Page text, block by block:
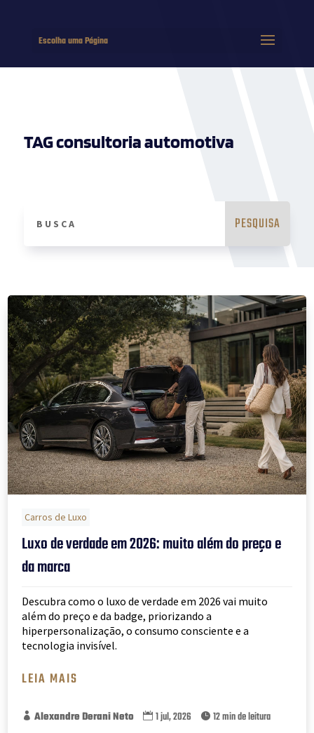
Escolha uma Página
TAG consultoria automotiva
Carros de Luxo
Luxo de verdade em 2026: muito além do preço e
da marca
Descubra como o luxo de verdade em 2026 vai muito
além do preço e da badge, priorizando a
hiperpersonalização, o consumo consciente e a
tecnologia invisível.
LEIA MAIS
 Alexandre Derani Neto  1 jul, 2026  12 min de leitura